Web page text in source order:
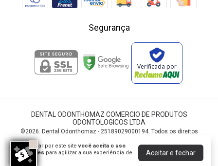
Ao navegar por este sitevocê aceita o uso
de cookies para agilizar a sua experiência de
compra.
Aceitar e fechar
Segurança
Verificada por
DENTAL ODONTHOMAZ COMERCIO DE PRODUTOS
ODONTOLOGICOS LTDA
©2026. Dental Odonthomaz - 25189029000194. Todos os direitos